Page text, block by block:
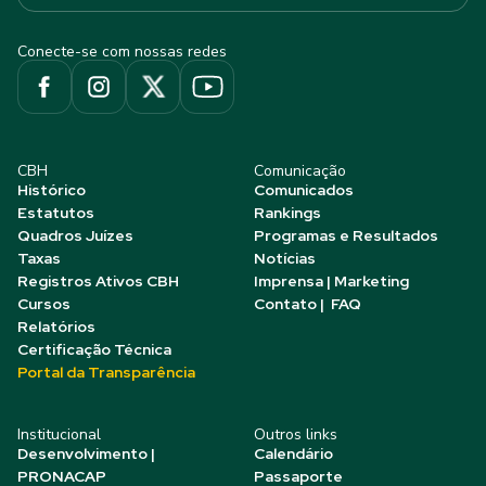
Conecte-se com nossas redes
CBH
Histórico
Estatutos
Quadros Juízes
Taxas
Registros Ativos CBH
Cursos
Relatórios
Certificação Técnica
Portal da Transparência
Comunicação
Comunicados
Rankings
Programas e Resultados
Notícias
Imprensa | Marketing
Contato | FAQ
Institucional
Desenvolvimento |
PRONACAP
Outros links
Calendário
Passaporte